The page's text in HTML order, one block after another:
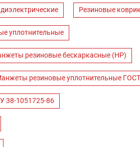
Резиновые
уплотнительные
резиновые бескаркасные (НР)
резиновые уплотнительные
38-1051725-86